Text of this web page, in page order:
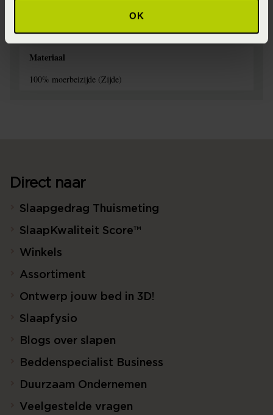
OK
Never out of stock (Vaste collectie)
Materiaal
100% moerbeizijde (Zijde)
Direct naar
Slaapgedrag Thuismeting
SlaapKwaliteit Score™
Winkels
Assortiment
Ontwerp jouw bed in 3D!
Slaapfysio
Blogs over slapen
Beddenspecialist Business
Duurzaam Ondernemen
Veelgestelde vragen